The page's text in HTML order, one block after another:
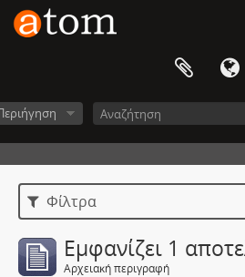
Φίλτρα
Εμφανίζει 1
Αρχειακή περιγραφή